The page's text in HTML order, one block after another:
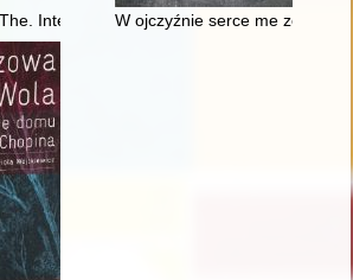
Interdisciplinary inquiries
W ojczyźnie serce me